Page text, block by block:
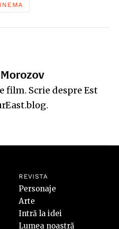
film. Scrie despre Est
.
REVISTA
Personaje
Arte
Intră la idei
Lumea noastră